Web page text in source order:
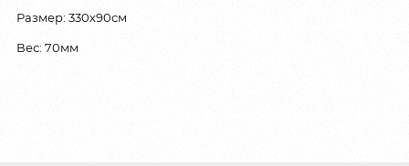
Размер: 330х90см
Вес: 70мм